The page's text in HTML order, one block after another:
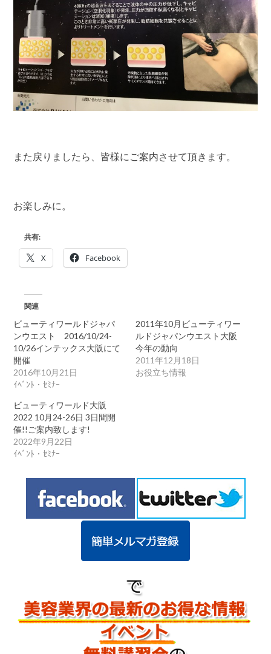
また戻りましたら、皆様にご案内させて頂きます。
お楽しみに。
共有:
X Facebook
関連
ビューティワールドジャパ
ンウエスト 2016/10/24-
10/26インテックス大阪にて
開催
2016年10月21日
ｲﾍﾞﾝﾄ・ｾﾐﾅｰ
2011年10月ビューティワー
ルドジャパンウエスト大阪
今年の動向
2011年12月18日
お役立ち情報
ビューティワールド大阪
2022 10月24-26日 3日間開
催!!ご案内致します!
2022年9月22日
ｲﾍﾞﾝﾄ・ｾﾐﾅｰ